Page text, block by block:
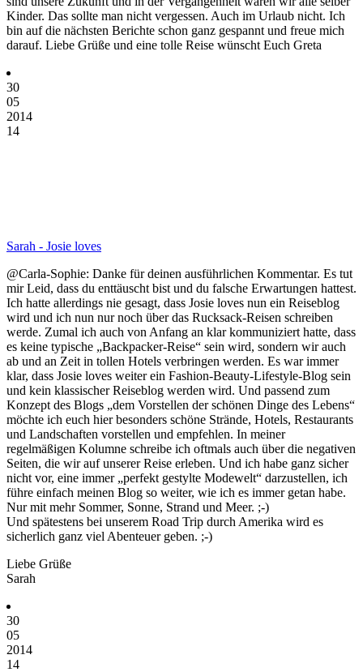
Kinder. Das sollte man nicht vergessen. Auch im Urlaub nicht. Ich
bin auf die nächsten Berichte schon ganz gespannt und freue mich
darauf. Liebe Grüße und eine tolle Reise wünscht Euch Greta
30
05
2014
14
Sarah - Josie loves
@Carla-Sophie: Danke für deinen ausführlichen Kommentar. Es tut
mir Leid, dass du enttäuscht bist und du falsche Erwartungen hattest.
Ich hatte allerdings nie gesagt, dass Josie loves nun ein Reiseblog
wird und ich nun nur noch über das Rucksack-Reisen schreiben
werde. Zumal ich auch von Anfang an klar kommuniziert hatte, dass
es keine typische „Backpacker-Reise“ sein wird, sondern wir auch
ab und an Zeit in tollen Hotels verbringen werden. Es war immer
klar, dass Josie loves weiter ein Fashion-Beauty-Lifestyle-Blog sein
und kein klassischer Reiseblog werden wird. Und passend zum
Konzept des Blogs „dem Vorstellen der schönen Dinge des Lebens“
möchte ich euch hier besonders schöne Strände, Hotels, Restaurants
und Landschaften vorstellen und empfehlen. In meiner
regelmäßigen Kolumne schreibe ich oftmals auch über die negativen
Seiten, die wir auf unserer Reise erleben. Und ich habe ganz sicher
nicht vor, eine immer „perfekt gestylte Modewelt“ darzustellen, ich
führe einfach meinen Blog so weiter, wie ich es immer getan habe.
Nur mit mehr Sommer, Sonne, Strand und Meer. ;-)
Und spätestens bei unserem Road Trip durch Amerika wird es
sicherlich ganz viel Abenteuer geben. ;-)
Liebe Grüße
Sarah
30
05
2014
14